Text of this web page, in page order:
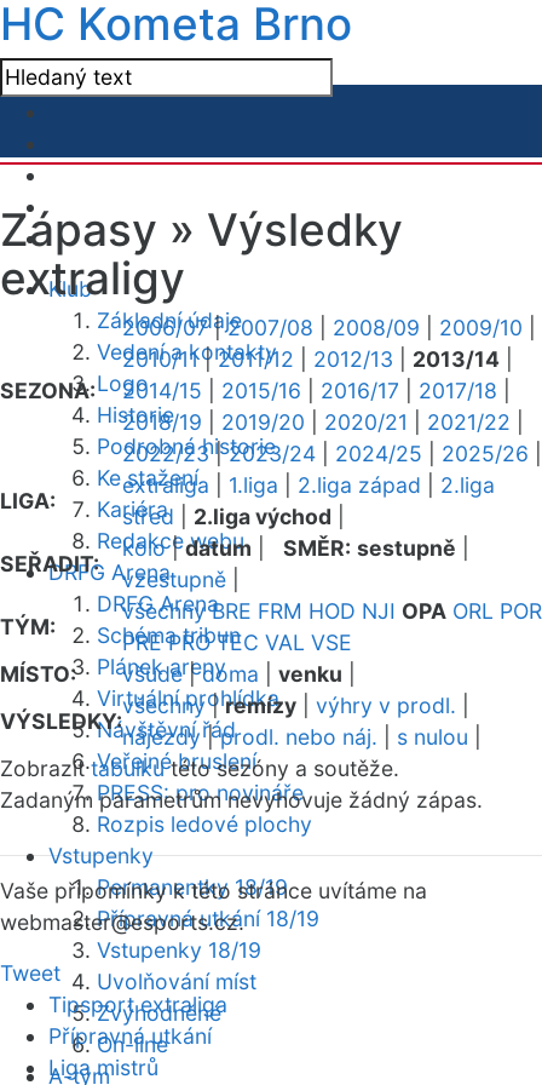
HC Kometa Brno
Klub
Základní údaje
Vedení a kontakty
Logo
Historie
Podrobná historie
Ke stažení
Kariéra
Redakce webu
DRFG Arena
DRFG Arena
Schéma tribun
Plánek areny
Virtuální prohlídka
Návštěvní řád
Veřejné bruslení
PRESS: pro novináře
Rozpis ledové plochy
Vstupenky
Permanentky 18/19
Přípravná utkání 18/19
Vstupenky 18/19
Uvolňování míst
Zvýhodněné
On-line
A-tým
Zápasy » Výsledky
extraligy
SEZONA:
2006/07|2007/08 2008/09 2009/10
2010/11|2011/12 2012/13 2013/14
2014/15
2015/16 2016/17 2017/18
2018/19
2019/20 2020/21 2021/22
2022/23|2023/24 2024/25 2025/26
LIGA:
extraliga 1.liga 2.liga západ
2.liga
střed
2.liga východ
SEŘADIT:
kolo|datum SMĚR: sestupně
vzestupně
TÝM:
všechny BRE FRM HOD NJI OPA ORL POR
PRE PRO TEC VAL VSE
MÍSTO:
všude|doma venku
VÝSLEDKY:
všechny|remízy výhry v prodl.
nájezdy|prodl. nebo náj. s nulou
Zobrazittabulkutéto sezóny a soutěže.
Zadaným parametrům nevyhovuje žádný zápas.
Vaše připomínky k této stránce uvítáme na
webmaster@esports.cz.
Tweet
Tipsport extraliga
Přípravná utkání
Liga mistrů